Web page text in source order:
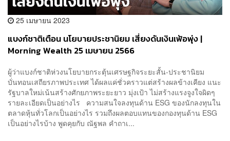
25 เมษายน 2023
แบงก์ชาติเตือน นโยบายประชานิยม เสี่ยงดันเงินเฟ้อพุ่ง |
Morning Wealth 25 เมษายน 2566
ผู้ว่าแบงก์ชาติห่วงนโยบายกระตุ้นเศรษฐกิจระยะสั้น-ประชานิยม
บั่นทอนเสถียรภาพประเทศ ได้ผลแค่ชั่วคราวแต่สร้างผลข้างเคียง แนะ
รัฐบาลใหม่เน้นสร้างศักยภาพระยะยาว มุ่งเป้า ไม่สร้างแรงจูงใจผิดๆ
รายละเอียดเป็นอย่างไร ความสนใจลงทุนด้าน ESG ของนักลงทุนใน
ตลาดหุ้นทั่วโลกเป็นอย่างไร รวมถึงผลตอบแทนของกองทุนด้าน ESG
เป็นอย่างไรบ้าง พูดคุยกับ ณัฐพล คำถาเ...